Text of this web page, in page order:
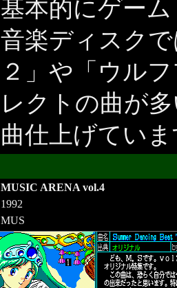
基本的にゲー
音楽ディスク
２」や「ウル
レクトの曲が
曲仕上げてい
MUSIC ARENA vol.4
1992
MUS